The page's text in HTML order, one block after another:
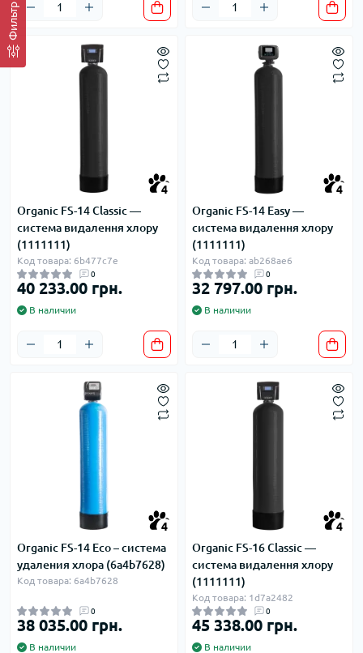
Фильтр
4
Organic FS-14 Classic —
система видалення хлору
(1111111)
Код товара: 6b477c7e
0
40 233.00 грн.
В наличии
4
Organic FS-14 Easy —
система видалення хлору
(1111111)
Код товара: ab268ae6
0
32 797.00 грн.
В наличии
4
Organic FS-14 Eco – система
удаления хлора (6a4b7628)
Код товара: 6a4b7628
0
38 035.00 грн.
В наличии
4
Organic FS-16 Classic —
система видалення хлору
(1111111)
Код товара: 1d7a2482
0
45 338.00 грн.
В наличии